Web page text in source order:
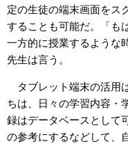
定の生徒の端末画面をス
することも可能だ。「も
一方的に授業するような
先生は言う。
タブレット端末の活用
ちは、日々の学習内容・
録はデータベースとして
の参考にするなどして、